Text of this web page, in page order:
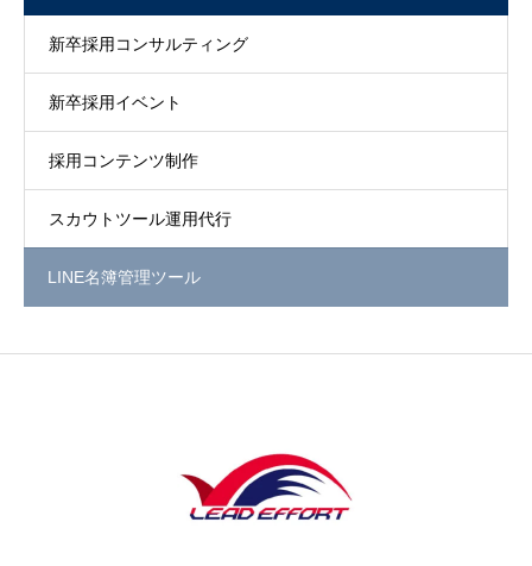
新卒採用コンサルティング
新卒採用イベント
採用コンテンツ制作
スカウトツール運用代行
LINE名簿管理ツール